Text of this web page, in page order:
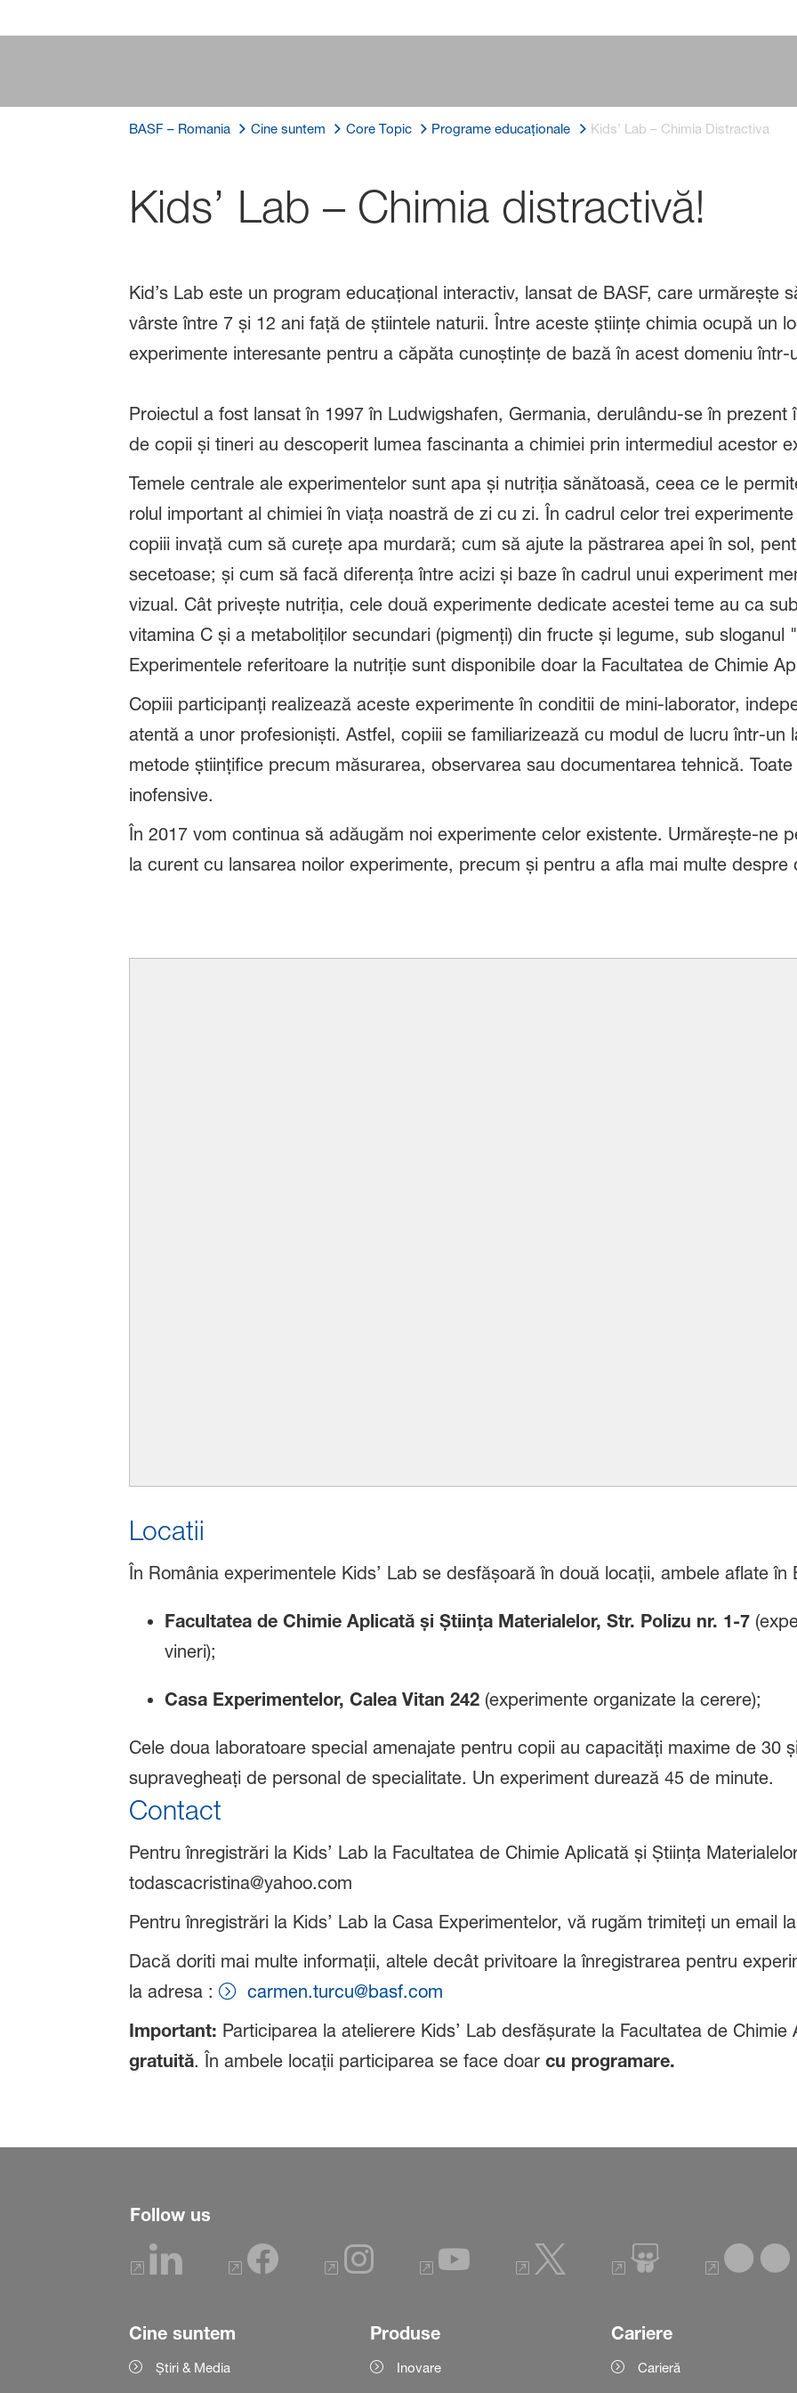
BASF – Romania Cine suntem Core Topic Programe educaționale Kids’ Lab – Chimia Distractiva
Kids’ Lab – Chimia distractivă!
Kid’s Lab este un program educațional interactiv, lansat de BASF, care urmărește
vârste între 7 și 12 ani față de știintele naturii. Între aceste științe chimia ocupă un
experimente interesante pentru a căpăta cunoștințe de bază în acest domeniu
Proiectul a fost lansat în 1997 în Ludwigshafen, Germania, derulându-se în
de copii și tineri au descoperit lumea fascinanta a chimiei prin intermediul acestor
Temele centrale ale experimentelor sunt apa și nutriția sănătoasă, ceea ce le
rolul important al chimiei în viața noastră de zi cu zi. În cadrul celor trei
copiii invață cum să curețe apa murdară; cum să ajute la păstrarea apei în sol,
secetoase; și cum să facă diferența între acizi și baze în cadrul unui experiment
vizual. Cât privește nutriția, cele două experimente dedicate acestei teme au ca
vitamina C și a metaboliților secundari (pigmenți) din fructe și legume, sub sloganul
Experimentele referitoare la nutriție sunt disponibile doar la Facultatea de Chimie
Copiii participanți realizează aceste experimente în conditii de mini-laborator,
atentă a unor profesioniști. Astfel, copiii se familiarizează cu modul de lucru într-un
metode științifice precum măsurarea, observarea sau documentarea tehnică.
inofensive.
În 2017 vom continua să adăugăm noi experimente celor existente. Urmărește-ne
la curent cu lansarea noilor experimente, precum și pentru a afla mai multe despre
Locatii
În România experimentele Kids’ Lab se desfășoară în două locații, ambele aflate în
Facultatea de Chimie Aplicată și Știința Materialelor, Str. Polizu nr. 1-7
vineri);
Casa Experimentelor, Calea Vitan 242(experimente organizate la cerere);
Cele doua laboratoare special amenajate pentru copii au capacități maxime de 30
supravegheați de personal de specialitate. Un experiment durează 45 de minute.
Contact
Pentru înregistrări la Kids’ Lab la Facultatea de Chimie Aplicată și Știința
todascacristina@yahoo.com
Pentru înregistrări la Kids’ Lab la Casa Experimentelor, vă rugăm trimiteți un email
Dacă doriti mai multe informații, altele decât privitoare la înregistrarea pentru
la adresa :
carmen.turcu@basf.com
Important: Participarea la atelierere Kids’ Lab desfășurate la Facultatea de
gratuită. În ambele locații participarea se face doar cu programare.
Follow us
Cine suntem
Știri & Media
Produse
Inovare
Cariere
Carieră